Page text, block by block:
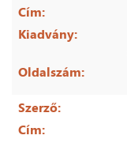
Cím:
Kiadvány:
Oldalszám:
Szerző:
Cím: